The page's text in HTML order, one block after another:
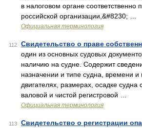
в налоговом органе соответственно
российской организации,&#8230; …
Официальная терминология
112 Свидетельство о праве
один из основных судовых
наличию на судне. Содержит
назначении и типе судна, времени и
двигателях, размерах, осадке судна
валовой и чистой регистровой …
Официальная терминология
113
Свидетельство о регистрации